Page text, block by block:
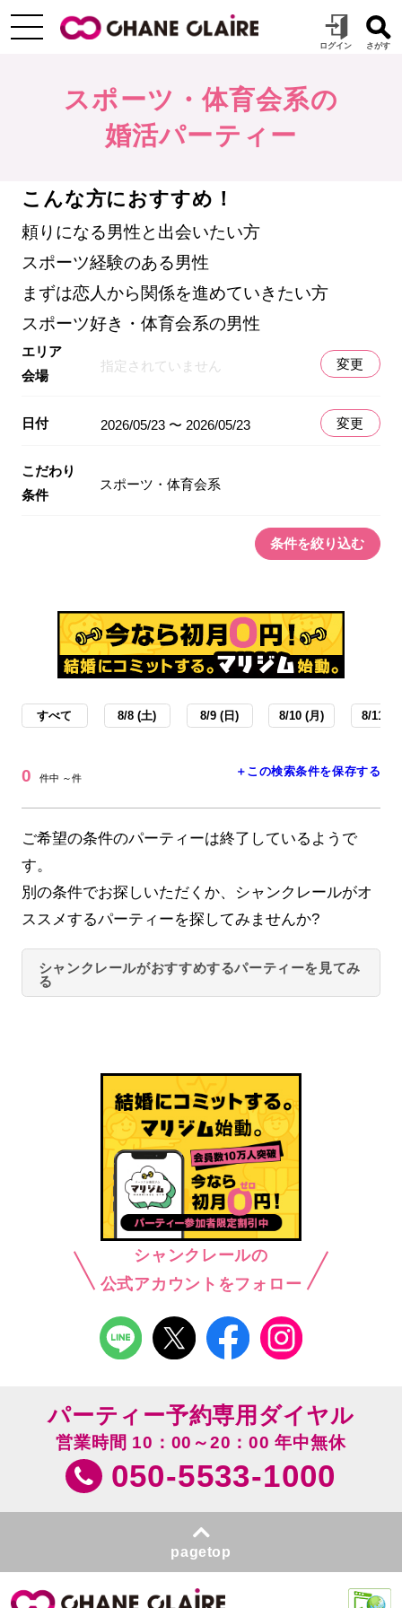
スポーツ・体育会系の
婚活パーティー
こんな方におすすめ！
頼りになる男性と出会いたい方
スポーツ経験のある男性
まずは恋人から関係を進めていきたい方
スポーツ好き・体育会系の男性
エリア
会場
指定されていません 変更
日付 2026/05/23 〜 2026/05/23 変更
こだわり
条件
スポーツ・体育会系
条件を絞り込む
すべて 8/8 (土) 8/9 (日) 8/10 (月) 8/11 (
0 件中 ～件 ＋この検索条件を保存する
ご希望の条件のパーティーは終了しているようで
す。
別の条件でお探しいただくか、シャンクレールがオ
ススメするパーティーを探してみませんか?
シャンクレールがおすすめするパーティーを見てみ
る
シャンクレールの
公式アカウントをフォロー
パーティー予約専用ダイヤル
営業時間 10：00～20：00 年中無休
050-5533-1000
pagetop